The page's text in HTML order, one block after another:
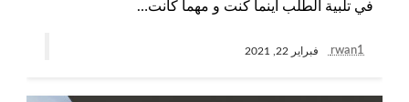
في تلبية الطلب أينما كنت و مهما كانت…
rwan1 فبراير 22, 2021